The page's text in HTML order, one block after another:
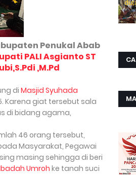
Penukal Abab
PALI Asgianto ST
,M.Pd
diMasjid Syuhada
Karena giat tersebut sala
di bidang agama,
46 orang tersebut,
Masyarakat, Pegawai
masing sehingga di beri
Umroh ke tanah suci